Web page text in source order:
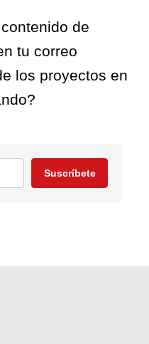
de
tu correo
los proyectos en
Suscríbete